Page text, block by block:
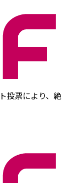
投票により、絶